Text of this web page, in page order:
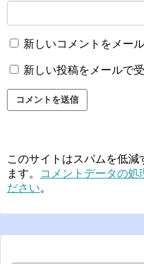
新しいコメントをメー
新しい投稿をメールで
このサイトはスパムを低
ます。
コメントデータの処
ださい。